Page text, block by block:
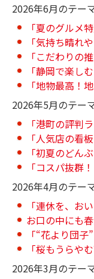
2026年6月のテー
「夏のグルメ特
「気持ち晴れ
「こだわりの
「静岡で楽し
「地物最高！地
2026年5月のテー
「港町の評判ラ
「人気店の看
「初夏のどん
「コスパ抜群
2026年4月のテー
「連休を、お
お口の中にも
「“花より団子
「桜もうらや
2026年3月のテー